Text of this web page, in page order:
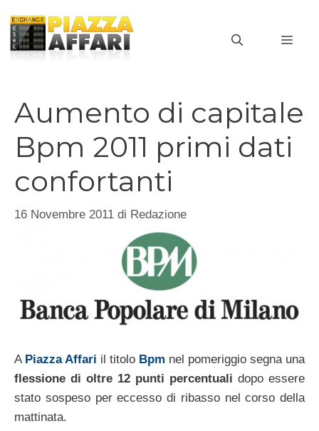
contenuto
Aumento di capitale
Bpm 2011 primi dati
confortanti
16 Novembre 2011 di Redazione
A Piazza Affari il titolo Bpm nel pomeriggio segna una
flessione di oltre 12 punti percentuali dopo essere
stato sospeso per eccesso di ribasso nel corso della
mattinata.